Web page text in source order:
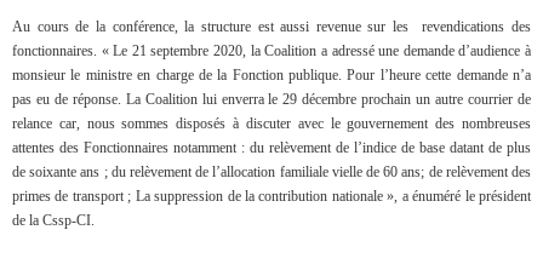
Au cours de la conférence, la structure est aussi revenue sur les revendications des
fonctionnaires. « Le 21 septembre 2020, la Coalition a adressé une demande d’audience à
monsieur le ministre en charge de la Fonction publique. Pour l’heure cette demande n’a
pas eu de réponse. La Coalition lui enverra le 29 décembre prochain un autre courrier de
relance car, nous sommes disposés à discuter avec le gouvernement des nombreuses
attentes des Fonctionnaires notamment : du relèvement de l’indice de base datant de plus
de soixante ans ; du relèvement de l’allocation familiale vielle de 60 ans; de relèvement des
primes de transport ; La suppression de la contribution nationale », a énuméré le président
de la Cssp-CI.